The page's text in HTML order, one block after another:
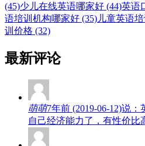
(45)少儿在线英语哪家好 (44)英语
语培训机构哪家好 (35) 儿童英语
训价格 (32)
最新评论
萌萌7年前 (2019-06-12)说
自己经济能力了，有性价比